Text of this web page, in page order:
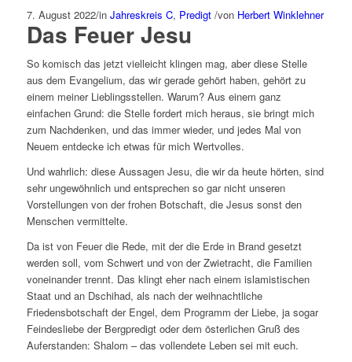
7. August 2022/in Jahreskreis C, Predigt /von Herbert Winklehner
Das Feuer Jesu
So komisch das jetzt vielleicht klingen mag, aber diese Stelle
aus dem Evangelium, das wir gerade gehört haben, gehört zu
einem meiner Lieblingsstellen. Warum? Aus einem ganz
einfachen Grund: die Stelle fordert mich heraus, sie bringt mich
zum Nachdenken, und das immer wieder, und jedes Mal von
Neuem entdecke ich etwas für mich Wertvolles.
Und wahrlich: diese Aussagen Jesu, die wir da heute hörten, sind
sehr ungewöhnlich und entsprechen so gar nicht unseren
Vorstellungen von der frohen Botschaft, die Jesus sonst den
Menschen vermittelte.
Da ist von Feuer die Rede, mit der die Erde in Brand gesetzt
werden soll, vom Schwert und von der Zwietracht, die Familien
voneinander trennt. Das klingt eher nach einem islamistischen
Staat und an Dschihad, als nach der weihnachtliche
Friedensbotschaft der Engel, dem Programm der Liebe, ja sogar
Feindesliebe der Bergpredigt oder dem österlichen Gruß des
Auferstanden: Shalom – das vollendete Leben sei mit euch.